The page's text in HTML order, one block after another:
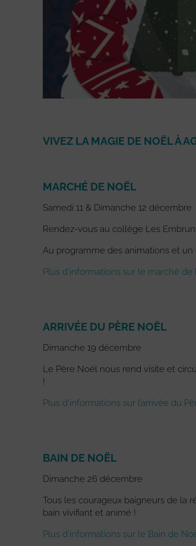
VIVEZ LA MAGIE DE NOËL À
MARCHÉ DE NOËL
Samedi 11 & Dimanche 12 décembre
Rendez-vous au collège Les
Au programme des animations et un
Plus d’informations sur le marché de
ARRIVÉE DU PÈRE NOËL
Dimanche 19 décembre
Le Père Noël nous rend visite et
!
Plus d’informations sur l’arrivée du
BAIN DE NOËL
Dimanche 26 décembre
Tous les courageux baigneurs de la
bain vivifiant et animé !
Plus d’informations sur le Bain de